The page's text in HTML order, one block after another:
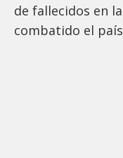
de fallecidos en
combatido el